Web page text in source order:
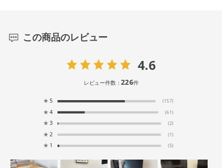
この商品のレビュー
4.6
レビュー件数：226件
★ 5 (157)
★ 4 (61)
★ 3 (2)
★ 2 (1)
★ 1 (5)